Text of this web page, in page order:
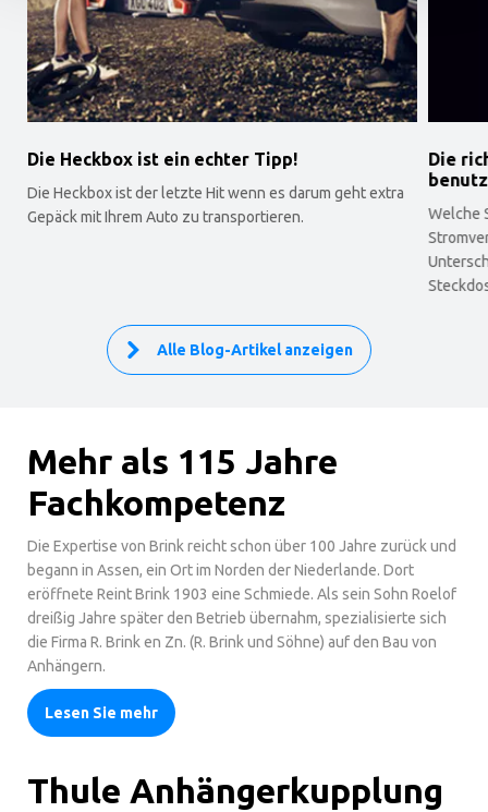
Die Heckbox ist ein echter Tipp!
Die Heckbox ist der letzte Hit wenn es darum geht extra
Gepäck mit Ihrem Auto zu transportieren.
Die
Welche
Alle Blog-Artikel anzeigen
Mehr als 115 Jahre
Fachkompetenz
Die Expertise von Brink reicht schon über 100 Jahre zurück und
begann in Assen, ein Ort im Norden der Niederlande. Dort
eröffnete Reint Brink 1903 eine Schmiede. Als sein Sohn Roelof
dreißig Jahre später den Betrieb übernahm, spezialisierte sich
die Firma R. Brink en Zn. (R. Brink und Söhne) auf den Bau von
Anhängern.
Lesen Sie mehr
Thule Anhängerkupplung